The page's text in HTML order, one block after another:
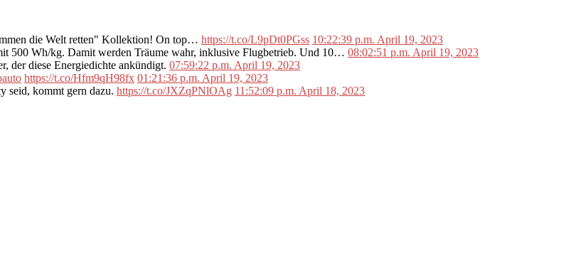
die Welt retten" Kollektion! On top… https://t.co/L9pDt0PGss 10:22:39 p.m. April 19, 2023
500 Wh/kg. Damit werden Träume wahr, inklusive Flugbetrieb. Und 10… 08:02:51 p.m. April 19, 2023
der diese Energiedichte ankündigt. 07:59:22 p.m. April 19, 2023
https://t.co/Hfm9qH98fx 01:21:36 p.m. April 19, 2023
seid, kommt gern dazu. https://t.co/JXZqPNlOAg 11:52:09 p.m. April 18, 2023